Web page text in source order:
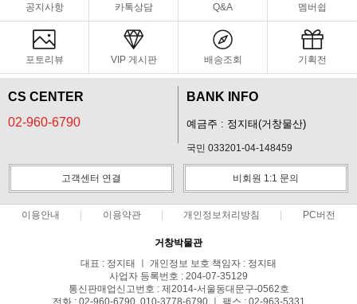
공지사항 카톡상담 Q&A 멤버쉽
포토리뷰 VIP 게시판 배송조회 기획전
CS CENTER
02-960-6790
BANK INFO
예금주 : 정지태(거창물산)
국민 033201-04-148459
고객센터 연결 비회원 1:1 문의
이용안내 이용약관 개인정보처리방침 PC버전
거창박물관
대표 : 정지태 ㅣ 개인정보 보호 책임자 : 정지태
사업자 등록번호 : 204-07-35129
통신판매업신고번호 : 제2014-서울동대문구-0562호
전화 : 02-960-6790, 010-3778-6790 ㅣ 팩스 : 02-963-5331